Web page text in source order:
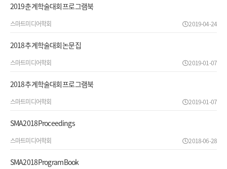
2019 춘계학술대회 프로그램북
스마트미디어학회 2019-04-24
2018 추계학술대회 논문집
스마트미디어학회 2019-01-07
2018 추계학술대회 프로그램북
스마트미디어학회 2019-01-07
SMA2018 Proceedings
스마트미디어학회 2018-06-28
SMA2018 Program Book